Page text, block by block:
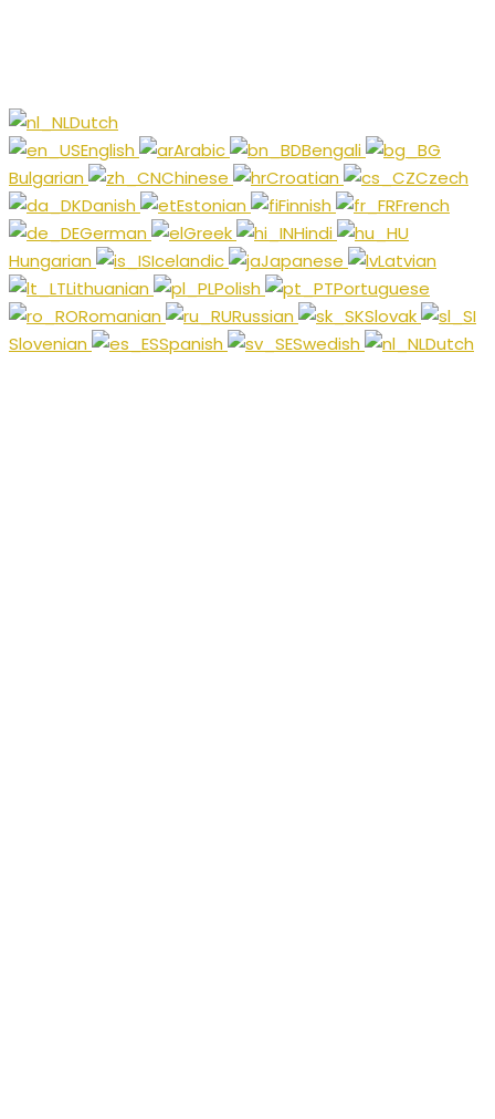
Dutch
English
Arabic
Bengali
Bulgarian
Chinese Croatian
Czech
Danish
Estonian Finnish
French
German
Greek
Hindi
Hungarian
Icelandic Japanese
Latvian
Lithuanian
Polish
Portuguese
Romanian
Russian
Slovak
Slovenian
Spanish Swedish Dutch